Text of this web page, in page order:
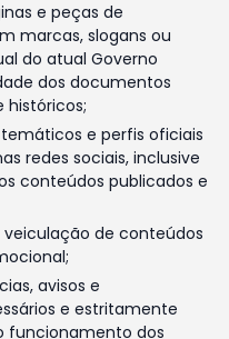
e peças de
marcas, slogans ou
do atual Governo
dos documentos
históricos;
e perfis oficiais
redes sociais, inclusive
conteúdos publicados e
de conteúdos
avisos e
e estritamente
funcionamento dos